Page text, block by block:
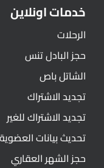
خدمات اونلاين
الرحلات
حجز البادل تنس
الشاتل باص
تجديد الاشتراك
تجديد الاشتراك للغير
تحديث بيانات العضوية
حجز الشهر العقاري